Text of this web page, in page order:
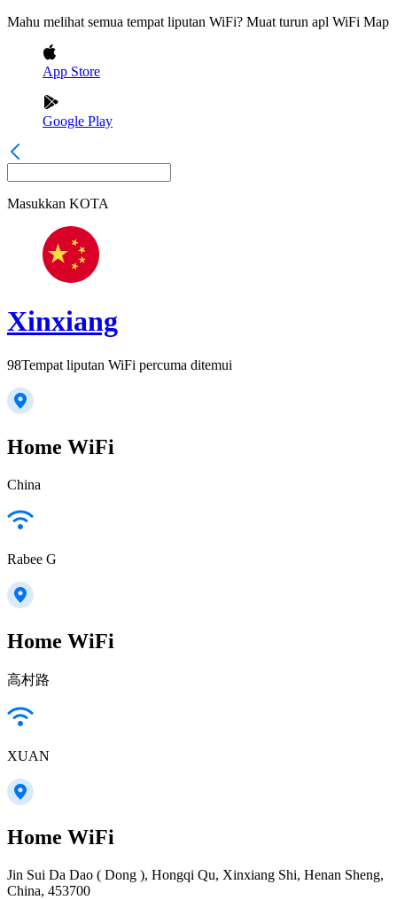
Mahu melihat semua tempat liputan WiFi? Muat turun apl WiFi Map
App Store
Google Play
Masukkan KOTA
Xinxiang
98Tempat liputan WiFi percuma ditemui
Home WiFi
China
Rabee G
Home WiFi
高村路
XUAN
Home WiFi
Jin Sui Da Dao ( Dong ), Hongqi Qu, Xinxiang Shi, Henan Sheng,
China, 453700